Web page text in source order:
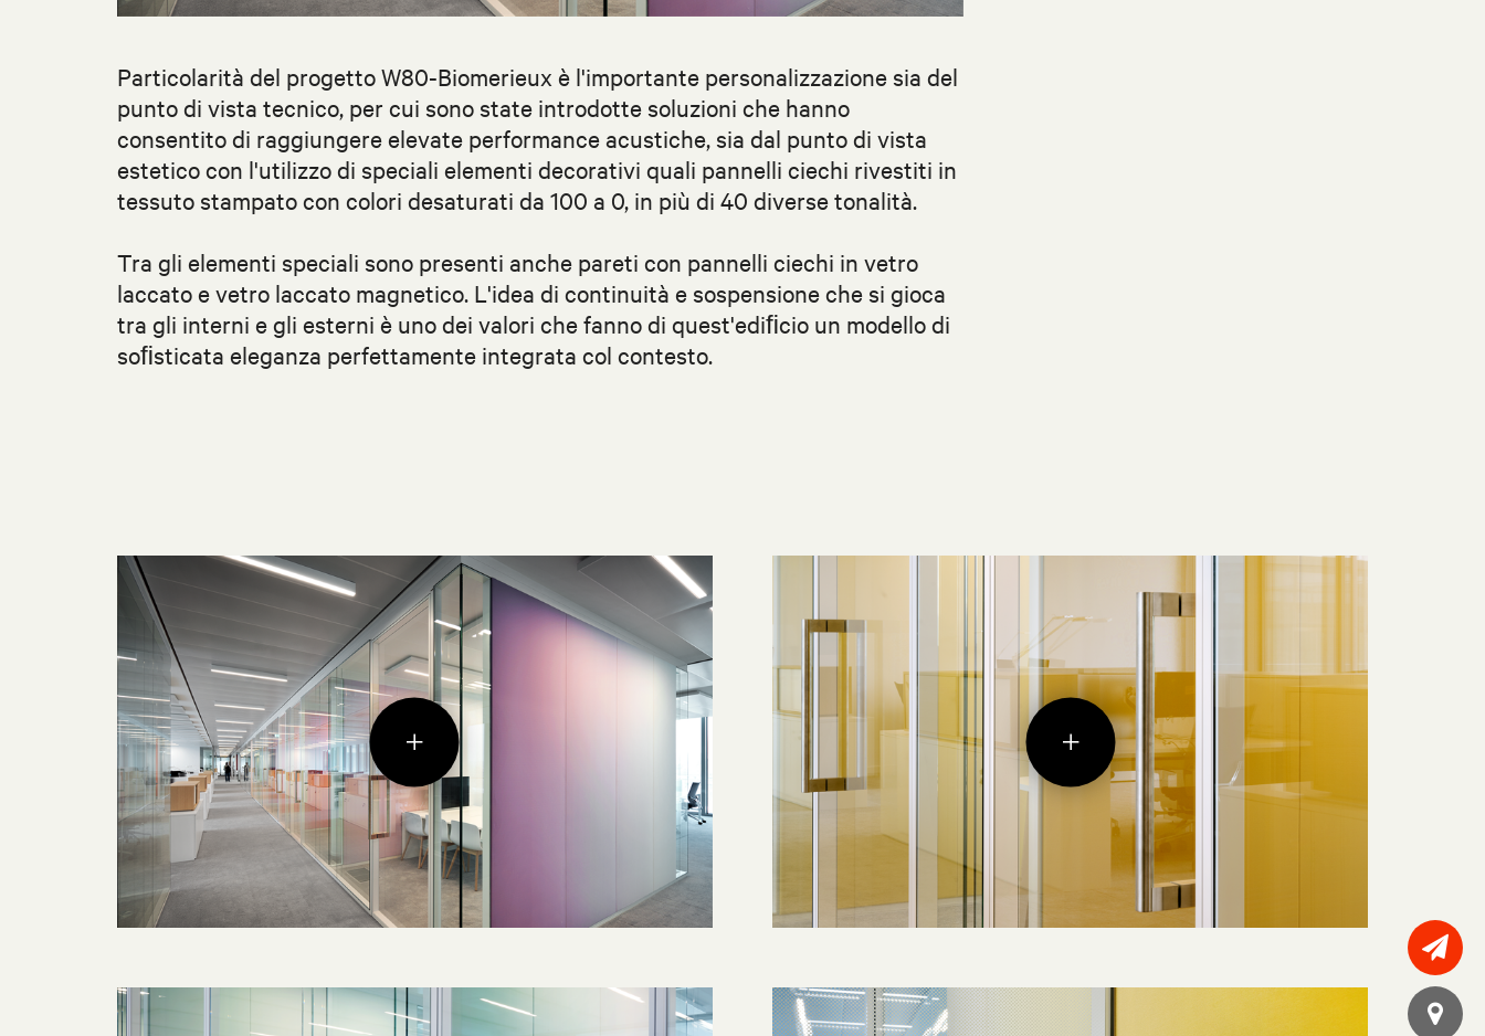
Particolarità del progetto W80-Biomerieux è l'importante personalizzazione sia del
punto di vista tecnico, per cui sono state introdotte soluzioni che hanno
consentito di raggiungere elevate performance acustiche, sia dal punto di vista
estetico con l'utilizzo di speciali elementi decorativi quali pannelli ciechi rivestiti in
tessuto stampato con colori desaturati da 100 a 0, in più di 40 diverse tonalità.
Tra gli elementi speciali sono presenti anche pareti con pannelli ciechi in vetro
laccato e vetro laccato magnetico. L'idea di continuità e sospensione che si gioca
tra gli interni e gli esterni è uno dei valori che fanno di quest'ediﬁcio un modello di
soﬁsticata eleganza perfettamente integrata col contesto.